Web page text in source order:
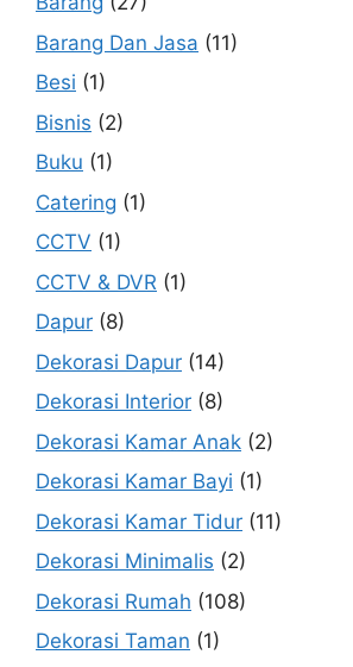
Barang Dan Jasa (11)
Besi (1)
Bisnis (2)
Buku (1)
Catering (1)
CCTV (1)
CCTV & DVR (1)
Dapur (8)
Dekorasi Dapur (14)
Dekorasi Interior (8)
Dekorasi Kamar Anak (2)
Dekorasi Kamar Bayi (1)
Dekorasi Kamar Tidur (11)
Dekorasi Minimalis (2)
Dekorasi Rumah (108)
Dekorasi Taman (1)